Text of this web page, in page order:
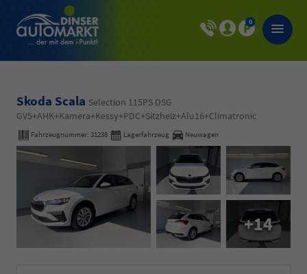
0
Skoda Scala Selection 115PS DSG
GV5+AHK+Kamera+Kessy+PDC+Sitzheiz+Alu16+Climatronic
Fahrzeugnummer: 31238 Lagerfahrzeug Neuwagen
+14